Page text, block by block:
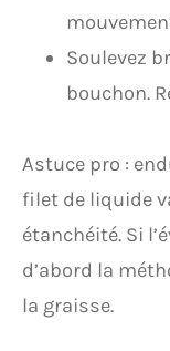
Soulevez
bouchon.
Astuce pro :
filet de liquide
étanchéité. Si
d’abord la
la graisse.